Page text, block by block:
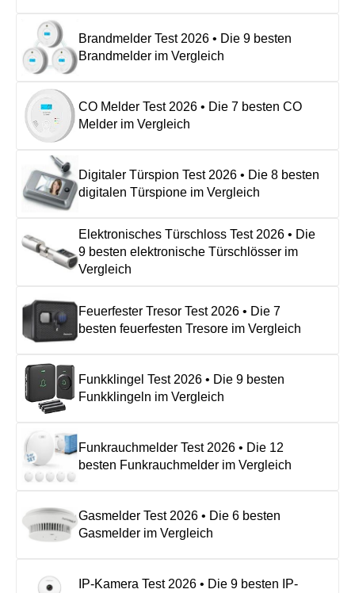
Brandmelder Test 2026 • Die 9 besten
Brandmelder im Vergleich
CO Melder Test 2026 • Die 7 besten CO
Melder im Vergleich
Digitaler Türspion Test 2026 • Die 8 besten
digitalen Türspione im Vergleich
Elektronisches Türschloss Test 2026 • Die
9 besten elektronische Türschlösser im
Vergleich
Feuerfester Tresor Test 2026 • Die 7
besten feuerfesten Tresore im Vergleich
Funkklingel Test 2026 • Die 9 besten
Funkklingeln im Vergleich
Funkrauchmelder Test 2026 • Die 12
besten Funkrauchmelder im Vergleich
Gasmelder Test 2026 • Die 6 besten
Gasmelder im Vergleich
IP-Kamera Test 2026 • Die 9 besten IP-